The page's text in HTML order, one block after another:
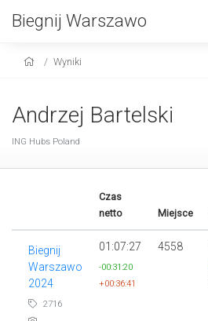
Biegnij Warszawo
Wyniki
Andrzej Bartelski
ING Hubs Poland
Czas
netto
Miejsce
Biegnij
Warszawo
2024
2716
01:07:27
-00:31:20
+00:36:41
4558